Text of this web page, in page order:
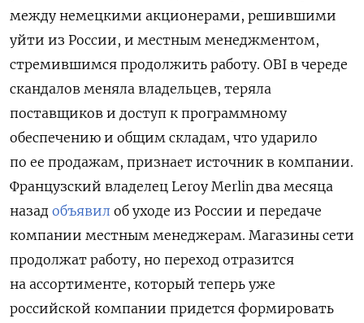
между немецкими акционерами, решившими
уйти из России, и местным менеджментом,
стремившимся продолжить работу. OBI в череде
скандалов меняла владельцев, теряла
поставщиков и доступ к программному
обеспечению и общим складам, что ударило
по ее продажам, признает источник в компании.
Французский владелец Leroy Merlin два месяца
назад объявил об уходе из России и передаче
компании местным менеджерам. Магазины сети
продолжат работу, но переход отразится
на ассортименте, который теперь уже
российской компании придется формировать